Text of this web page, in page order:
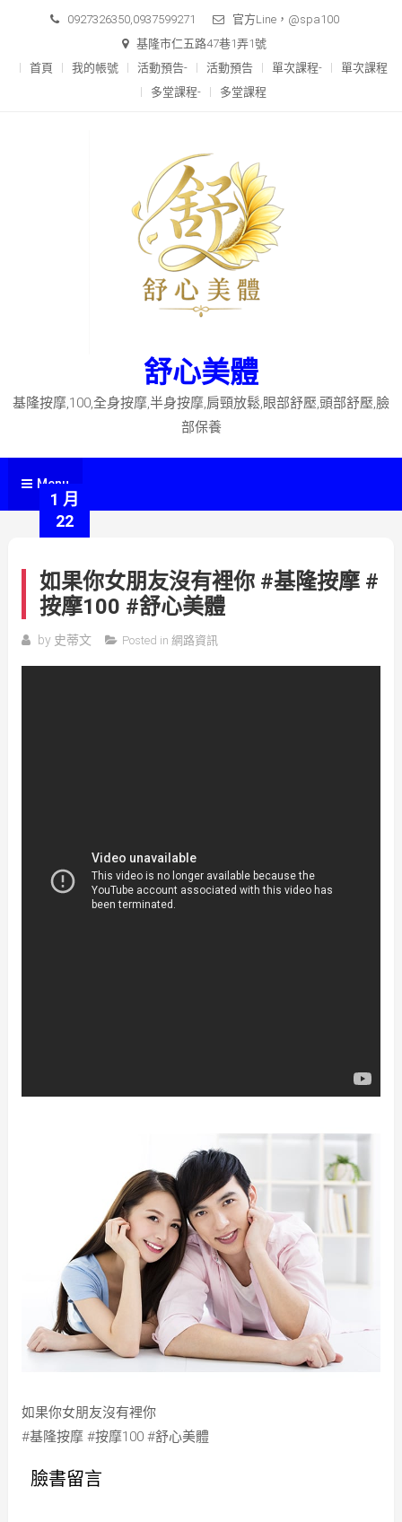
content
0927326350,0937599271
官方Line，@spa100
基隆市仁五路47巷1弄1號
首頁
我的帳號 活動預告- 活動預告 單次課程-
單次課程
多堂課程-
多堂課程
舒心美體
基隆按摩,100,全身按摩,半身按摩,肩頸放鬆,眼部舒壓,頭部舒壓,臉
部保養
Menu
1 月
22
如果你女朋友沒有裡你 #基隆按摩 #
按摩100 #舒心美體
by 史蒂文 Posted in 網路資訊
如果你女朋友沒有裡你
#基隆按摩 #按摩100 #舒心美體
臉書留言